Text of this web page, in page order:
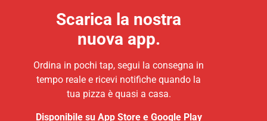
Scarica la nostra
nuova app.
Ordina in pochi tap, segui la consegna in
tempo reale e ricevi notifiche quando la
tua pizza è quasi a casa.
Disponibile su App Store e Google Play